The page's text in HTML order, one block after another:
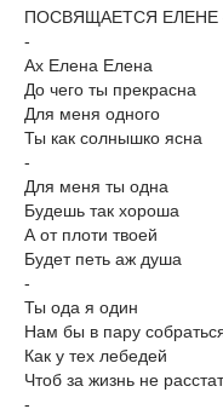
ПОСВЯЩАЕТСЯ ЕЛЕНЕ
-
Ах Елена Елена
До чего ты прекрасна
Для меня одного
Ты как солнышко ясна
-
Для меня ты одна
Будешь так хороша
А от плоти твоей
Будет петь аж душа
-
Ты ода я один
Нам бы в пару
Как у тех лебедей
Чтоб за жизнь не
-